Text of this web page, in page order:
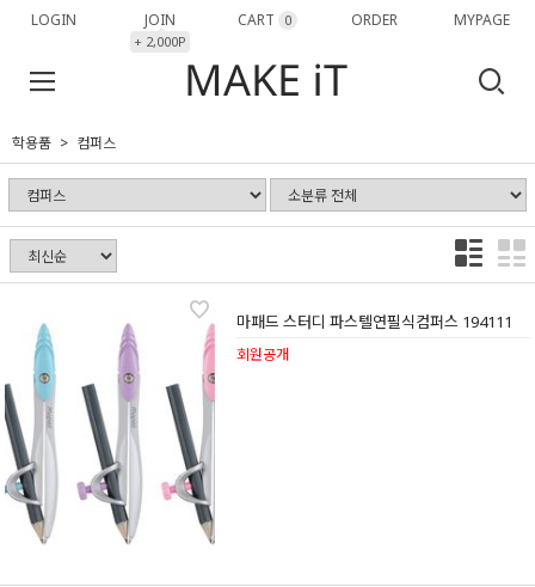
LOGIN JOIN
+ 2,000P
CART 0 ORDER MYPAGE
학용품 컴퍼스
마패드 스터디 파스텔연필식컴퍼스 194111
회원공개